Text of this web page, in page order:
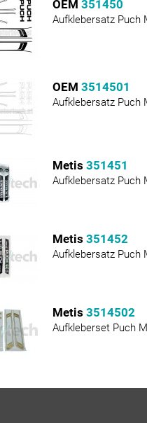
OEM 351450
Aufklebersatz Puch
OEM 3514501
Aufklebersatz Puch
Metis 351451
Aufklebersatz Puch
Metis 351452
Aufklebersatz Puch
Metis 3514502
Aufkleberset Puch